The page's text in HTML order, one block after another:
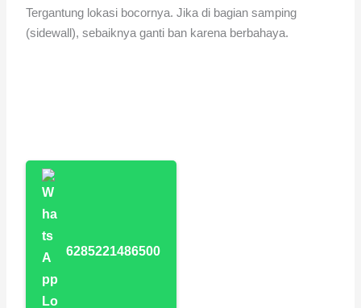
Tergantung lokasi bocornya. Jika di bagian samping
(sidewall), sebaiknya ganti ban karena berbahaya.
6285221486500